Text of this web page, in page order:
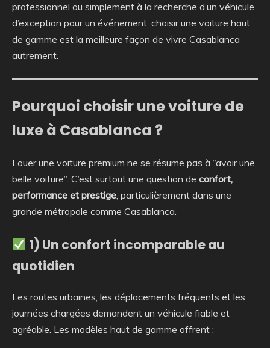
professionnel ou simplement à la recherche d’un véhicule
d’exception pour un événement, choisir une voiture haut
de gamme est la meilleure façon de vivre Casablanca
autrement.
Pourquoi choisir une voiture de
luxe à Casablanca ?
Louer une voiture premium ne se résume pas à “avoir une
belle voiture”. C’est surtout une question de confort,
performance et prestige , particulièrement dans une
grande métropole comme Casablanca.
1) Un confort incomparable au
quotidien
Les routes urbaines, les déplacements fréquents et les
journées chargées demandent un véhicule fiable et
agréable. Les modèles haut de gamme offrent :